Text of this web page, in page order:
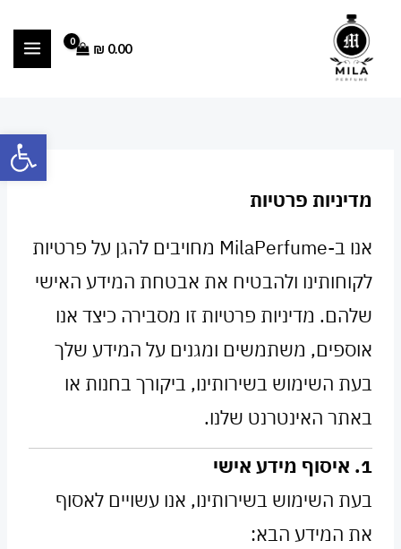
פתח
0.00
₪
מדיניות פרטיות
אנו ב-MilaPerfume מחויבים להגן על פרטיות
לקוחותינו ולהבטיח את אבטחת המידע האישי
שלהם. מדיניות פרטיות זו מסבירה כיצד אנו
אוספים, משתמשים ומגנים על המידע שלך
בעת השימוש בשירותינו, ביקורך בחנות או
באתר האינטרנט שלנו.
1. איסוף מידע אישי
בעת השימוש בשירותינו, אנו עשויים לאסוף
את המידע הבא: